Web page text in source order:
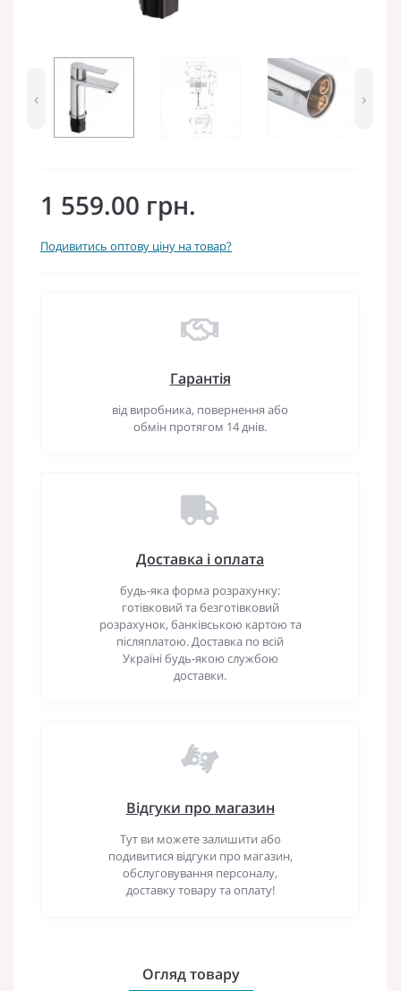
‹ ›
1 559.00 грн.
Подивитись оптову ціну на товар?
Гарантія
від виробника, повернення або
обмін протягом 14 днів.
Доставка і оплата
будь-яка форма розрахунку:
готівковий та безготівковий
розрахунок, банківською картою та
післяплатою. Доставка по всій
Україні будь-якою службою
доставки.
Відгуки про магазин
Тут ви можете залишити або
подивитися відгуки про магазин,
обслуговування персоналу,
доставку товару та оплату!
Огляд товару